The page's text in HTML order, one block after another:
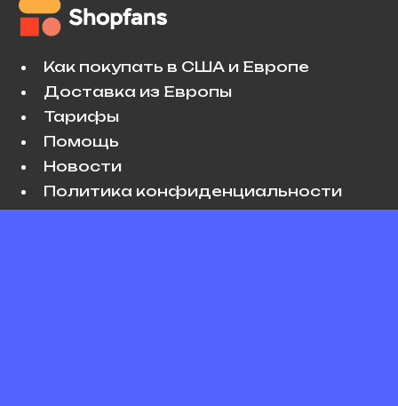
Как покупать в США и Европе
Доставка из Европы
Тарифы
Помощь
Новости
Политика конфиденциальности